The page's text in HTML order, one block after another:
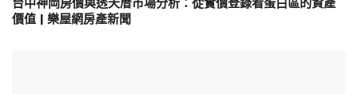
台中神岡房價與透天厝市場分析：從實價登錄看蛋白區的資產
價值 | 樂屋網房產新聞